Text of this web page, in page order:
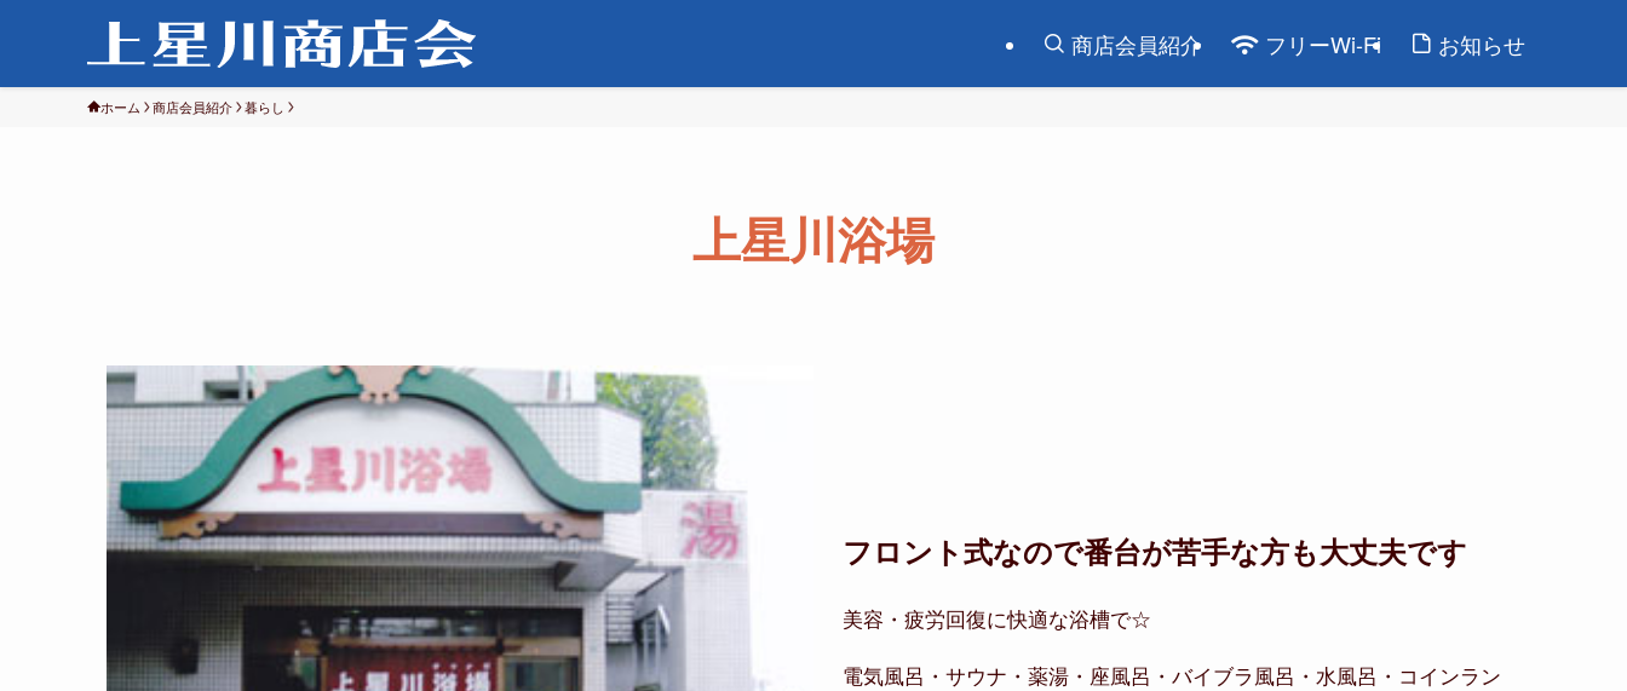
商店会員紹介 フリーWi-Fi お知らせ
ホーム 商店会員紹介 暮らし
上星川浴場
フロント式なので番台が苦手な方も大丈夫です
美容・疲労回復に快適な浴槽で☆
電気風呂・サウナ・薬湯・座風呂・バイブラ風呂・水風呂・コインラン